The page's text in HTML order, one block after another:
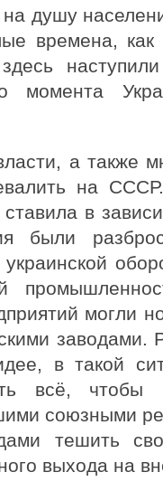
душу
времена, как
здесь
момента
а также
на
в
были
могли
в такой
всё, чтобы
союзными
тешить
выхода на